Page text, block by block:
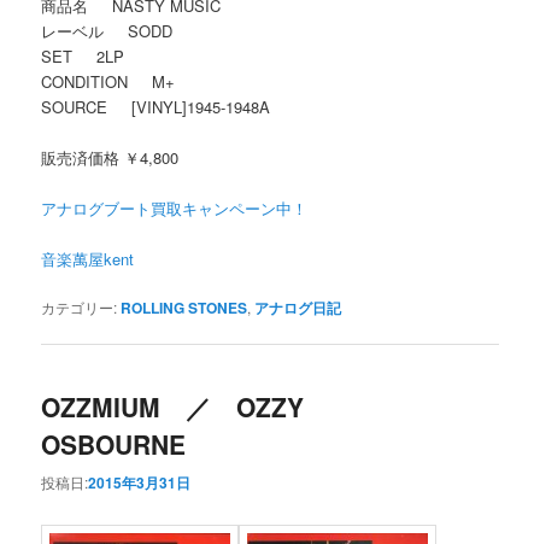
商品名 NASTY MUSIC
レーベル SODD
SET 2LP
CONDITION M+
SOURCE [VINYL]1945-1948A
販売済価格 ￥4,800
アナログブート買取キャンペーン中！
音楽萬屋kent
カテゴリー: ROLLING STONES, アナログ日記
OZZMIUM ／ OZZY
OSBOURNE
投稿日:2015年3月31日